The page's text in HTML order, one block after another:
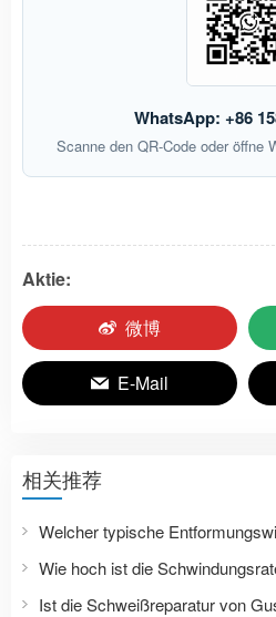
WhatsApp: +86
Scanne den QR-Code oder öffne
Aktie:
微博
E-Mail
相关推荐